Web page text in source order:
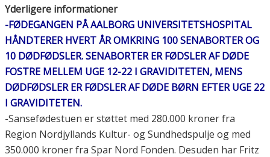
Yderligere informationer
-FØDEGANGEN PÅ AALBORG UNIVERSITETSHOSPITAL
HÅNDTERER HVERT ÅR OMKRING 100 SENABORTER OG
10 DØDFØDSLER. SENABORTER ER FØDSLER AF DØDE
FOSTRE MELLEM UGE 12-22 I GRAVIDITETEN, MENS
DØDFØDSLER ER FØDSLER AF DØDE BØRN EFTER UGE 22
I GRAVIDITETEN.
-Sansefødestuen er støttet med 280.000 kroner fra
Region Nordjyllands Kultur- og Sundhedspulje og med
350.000 kroner fra Spar Nord Fonden. Desuden har Fritz